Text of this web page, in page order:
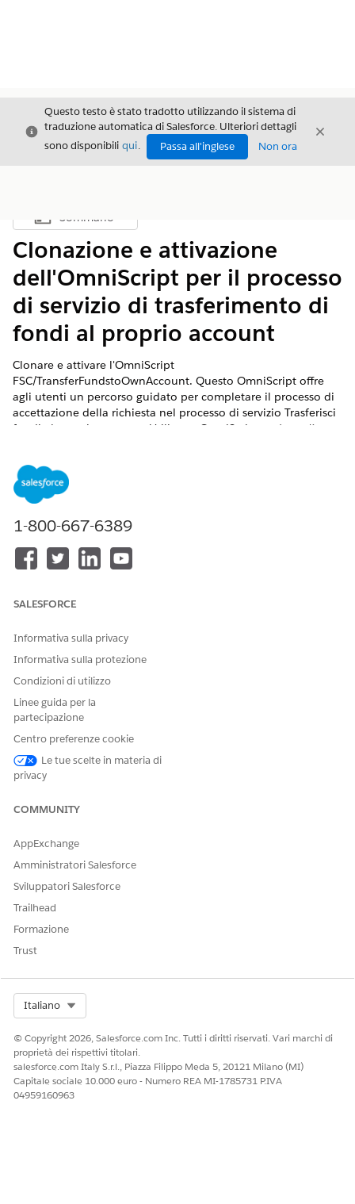
Chiudi
Questo testo è stato tradotto utilizzando il sistema di
traduzione automatica di Salesforce. Ulteriori dettagli
sono disponibili qui. Passa all'inglese Non ora
Chiudi
Mostra sommario
Sommario
Clonazione e attivazione
dell'OmniScript per il processo
di servizio di trasferimento di
fondi al proprio account
Clonare e attivare l'OmniScript
FSC/TransferFundstoOwnAccount. Questo OmniScript offre
agli utenti un percorso guidato per completare il processo di
accettazione della richiesta nel processo di servizio Trasferisci
fondi al proprio account. Utilizzare OmniScript così com'è o
VERSIONI (EDITION) RICHIESTE
AUTORIZZAZIONI UTENTE RICHIESTE
Per attivare l'OmniScript
Trasferisci fondi al proprio
Dal Programma di avvio app, trovare e selezionare
Nell'app OmniStudio, dalla barra di navigazione,
selezionare OmniScript
Può trascorrere un po' di tempo prima che l'app
Se Runtime OmniStudio standard è disabilitato, attivarlo.
Selezionare
Fare clic suNuova versione
Fare clic suAttiva versione
Facci sapere, così possiamo migliorare!
1-800-667-6389
SALESFORCE
Informativa sulla privacy
Informativa sulla protezione
Condizioni di utilizzo
Linee guida per la
partecipazione
Centro preferenze cookie
Le tue scelte in materia di
privacy
COMMUNITY
AppExchange
Amministratori Salesforce
Sviluppatori Salesforce
Trailhead
Formazione
Trust
Italiano
© Copyright 2026, Salesforce.com Inc. Tutti i diritti riservati. Vari marchi di
proprietà dei rispettivi titolari.
salesforce.com Italy S.r.l., Piazza Filippo Meda 5, 20121 Milano (MI)
Capitale sociale 10.000 euro - Numero REA MI-1785731 P.IVA
04959160963